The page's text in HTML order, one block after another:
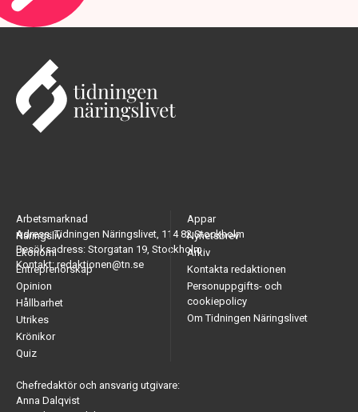
Adress: Tidningen Näringslivet, 114 82 Stockholm
Besöksadress: Storgatan 19, Stockholm
Kontakt: redaktionen@tn.se
Arbetsmarknad
Näringsliv
Ekonomi
Entreprenörskap
Opinion
Hållbarhet
Utrikes
Krönikor
Quiz
Appar
Nyhetsbrev
Arkiv
Kontakta redaktionen
Personuppgifts- och
cookiepolicy
Om Tidningen Näringslivet
Chefredaktör och ansvarig utgivare:
Anna Dalqvist